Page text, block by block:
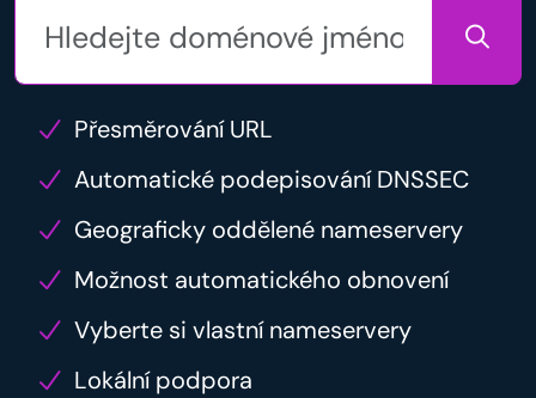
Přesměrování URL
Automatické podepisování DNSSEC
Geograficky oddělené nameservery
Možnost automatického obnovení
Vyberte si vlastní nameservery
Lokální podpora